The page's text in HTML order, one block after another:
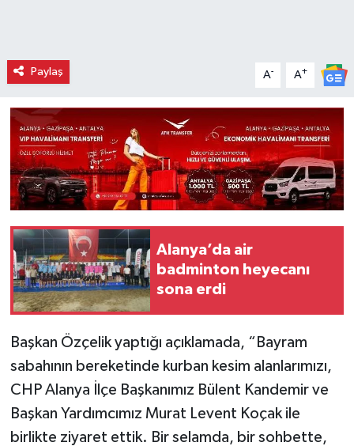
Paylaş A- A+
Alanya’da air
badminton heyecanı
sona erdi
Başkan Özçelik yaptığı açıklamada, “Bayram
sabahının bereketinde kurban kesim alanlarımızı,
CHP Alanya İlçe Başkanımız Bülent Kandemir ve
Başkan Yardımcımız Murat Levent Koçak ile
birlikte ziyaret ettik. Bir selamda, bir sohbette,